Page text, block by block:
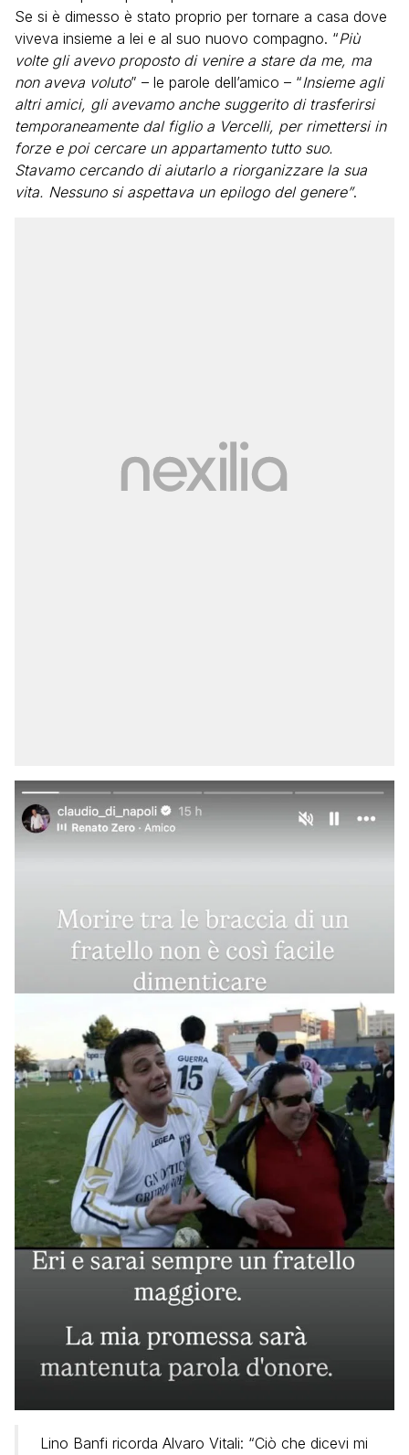
Se si è dimesso è stato proprio per tornare a casa dove
viveva insieme a lei e al suo nuovo compagno. “Più
volte gli avevo proposto di venire a stare da me, ma
non aveva voluto” – le parole dell’amico – “Insieme agli
altri amici, gli avevamo anche suggerito di trasferirsi
temporaneamente dal figlio a Vercelli, per rimettersi in
forze e poi cercare un appartamento tutto suo.
Stavamo cercando di aiutarlo a riorganizzare la sua
vita. Nessuno si aspettava un epilogo del genere”.
Lino Banfi ricorda Alvaro Vitali: “Ciò che dicevi mi